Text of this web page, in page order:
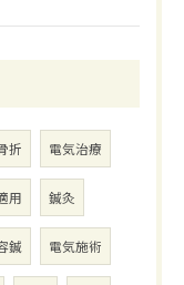
折 電気治療
用 鍼灸
鍼 電気施術